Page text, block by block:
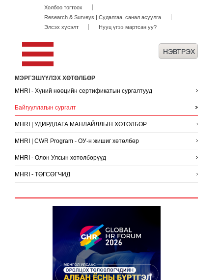
Холбоо тогтоох
Research & Surveys | Судалгаа, санал асуулга
Элсэх хүсэлт
Нууц үгээ мартсан уу?
МЭРГЭШҮҮЛЭХ ХӨТӨЛБӨР
MHRI - Хүний нөөцийн сертификатын сургалтууд
Байгууллагын сургалт
MHRI | УДИРДЛАГА МАНЛАЙЛЛЫН ХӨТӨЛБӨР
MHRI | CWR Program - ОУ-н жишиг хөтөлбөр
MHRI - Олон Улсын хөтөлбөрүүд
MHRI - ТӨГСӨГЧИД